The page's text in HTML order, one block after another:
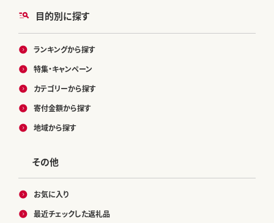
目的別に探す
ランキングから探す
特集・キャンペーン
カテゴリーから探す
寄付金額から探す
地域から探す
その他
お気に入り
最近チェックした返礼品